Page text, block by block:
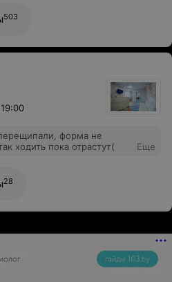
у тайских
503
форма не
ходить пока отрастут(
Еще
28